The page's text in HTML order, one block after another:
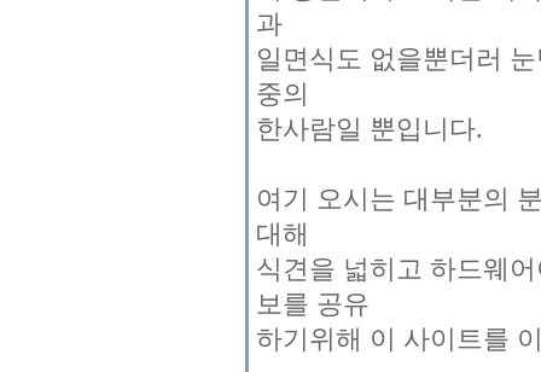
과
일면식도 없을뿐더러
중의
한사람일 뿐입니다.
여기 오시는 대부분의
대해
식견을 넓히고 하드웨
보를 공유
하기위해 이 사이트를